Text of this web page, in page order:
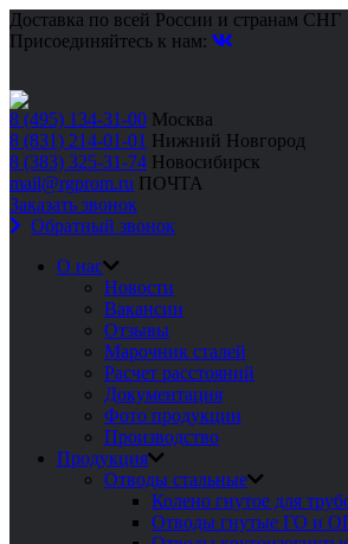
Доставка по всей России и странам СНГ
Присоединяйтесь к нам:
8 (495) 134-31-00 Москва
8 (831) 214-01-01 Нижний Новгород
8 (383) 325-31-74 Новосибирск
mail@rgprom.ru ПОЧТА
Заказать звонок
Обратный звонок
О нас
Новости
Вакансии
Отзывы
Марочник сталей
Расчет расстояний
Документация
Фото продукции
Производство
Продукция
Отводы стальные
Колено гнутое для
Отводы гнутые ГО и